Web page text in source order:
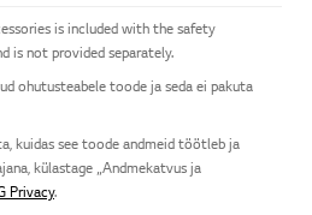
is included with the safety
is not provided separately.
ohutusteabele toode ja seda ei pakuta
kuidas see toode andmeid töötleb ja
külastage „Andmekatvus ja
Privacy.